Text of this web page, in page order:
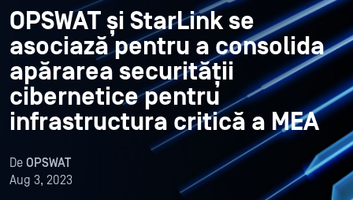
OPSWAT și StarLink se
asociază pentru a consolida
apărarea securității
cibernetice pentru
infrastructura critică a MEA
De OPSWAT
Aug 3, 2023